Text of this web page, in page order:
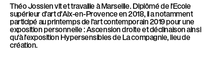
m
e
P
a
Théo Jossien vit et travaille à Marseille. Diplômé de l'Ecole
supérieur d'art d'Aix-en-Provence en 2018, il a notamment
participé au printemps de l'art contemporain 2019 pour une
exposition personnelle : Ascension droite et déclinaison ainsi
qu'à l'exposition Hypersensibles de La compagnie, lieu de
création.